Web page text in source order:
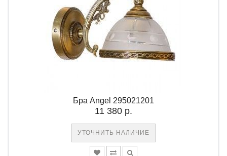
Бра Angel 295021201
11 380 р.
УТОЧНИТЬ НАЛИЧИЕ